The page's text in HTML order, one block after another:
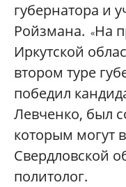
губернатора и
Ройзмана. «На
Иркутской
втором туре
победил
Левченко, был
которым могут
Свердловской
политолог.